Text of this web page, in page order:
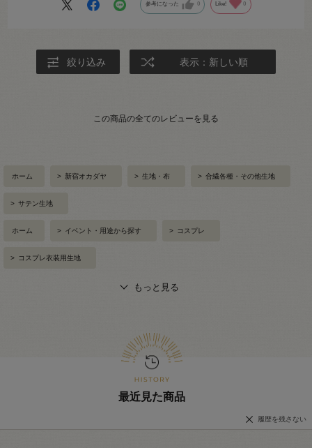
参考になった 0 Like! 0
絞り込み 表示：新しい順
この商品の全てのレビューを見る
ホーム > 新宿オカダヤ > 生地・布 > 合繊各種・その他生地
> サテン生地
ホーム > イベント・用途から探す > コスプレ
> コスプレ衣装用生地
もっと見る
最近見た商品
履歴を残さない